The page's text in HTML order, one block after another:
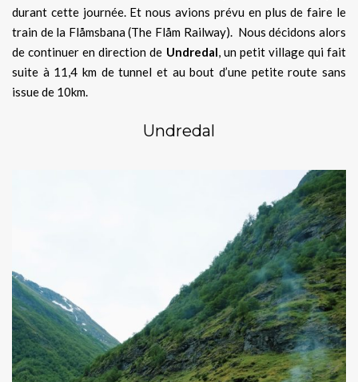
durant cette journée. Et nous avions prévu en plus de faire le
train de la Flåmsbana (The Flåm Railway). Nous décidons alors
de continuer en direction de Undredal, un petit village qui fait
suite à 11,4 km de tunnel et au bout d’une petite route sans
issue de 10km.
Undredal